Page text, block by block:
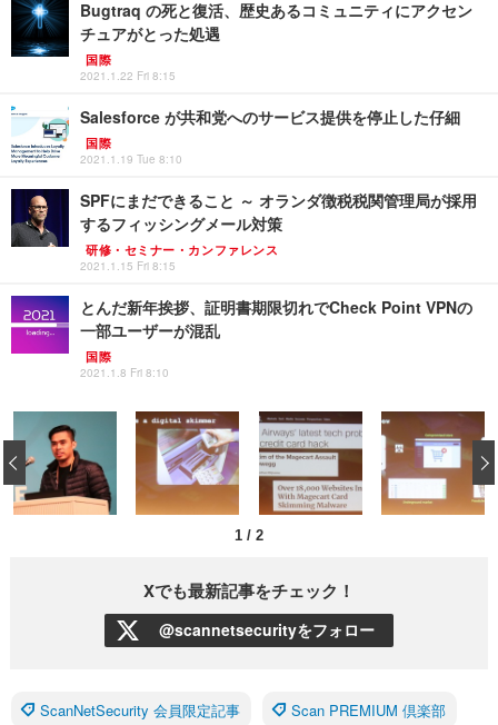
Bugtraq の死と復活、歴史あるコミュニティにアクセン
チュアがとった処遇
国際
2021.1.22 Fri 8:15
Salesforce が共和党へのサービス提供を停止した仔細
国際
2021.1.19 Tue 8:10
SPFにまだできること ～ オランダ徴税税関管理局が採用
するフィッシングメール対策
研修・セミナー・カンファレンス
2021.1.15 Fri 8:15
とんだ新年挨拶、証明書期限切れでCheck Point VPNの
一部ユーザーが混乱
国際
2021.1.8 Fri 8:10
1 / 2
‹
Xでも最新記事をチェック！
@scannetsecurityをフォロー
ScanNetSecurity 会員限定記事 Scan PREMIUM 倶楽部